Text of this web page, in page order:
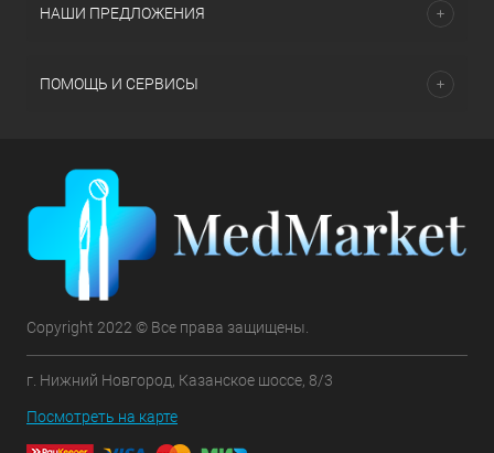
НАШИ ПРЕДЛОЖЕНИЯ
ПОМОЩЬ И СЕРВИСЫ
Copyright 2022 © Все права защищены.
г. Нижний Новгород, Казанское шоссе, 8/3
Посмотреть на карте